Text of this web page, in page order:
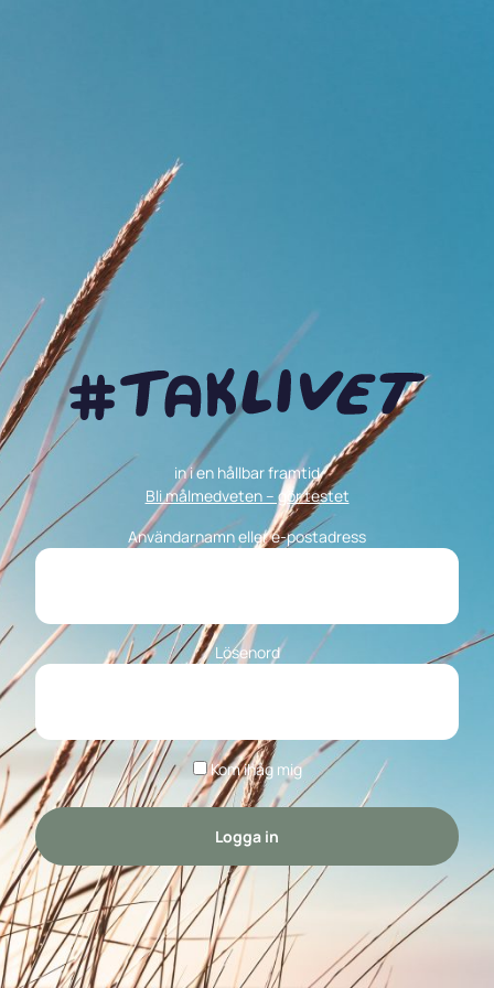
in i en hållbar framtid
Bli målmedveten – gör testet
Användarnamn eller e-postadress
Lösenord
Kom ihåg mig